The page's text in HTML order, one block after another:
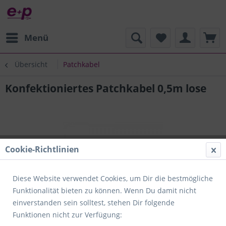
Menü
Übersicht Patchkabel
Konfektioniertes Patchkabel 0,5m lose
Cookie-Richtlinien
Diese Website verwendet Cookies, um Dir die bestmögliche
Funktionalität bieten zu können. Wenn Du damit nicht
einverstanden sein solltest, stehen Dir folgende
Funktionen nicht zur Verfügung: